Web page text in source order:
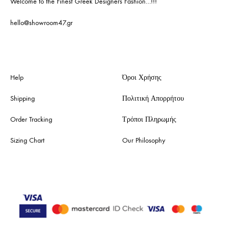
hello@showroom47.gr
Help
Shipping
Order Tracking
Sizing Chart
Όροι Χρήσης
Πολιτική Απορρήτου
Τρόποι Πληρωμής
Our Philosophy